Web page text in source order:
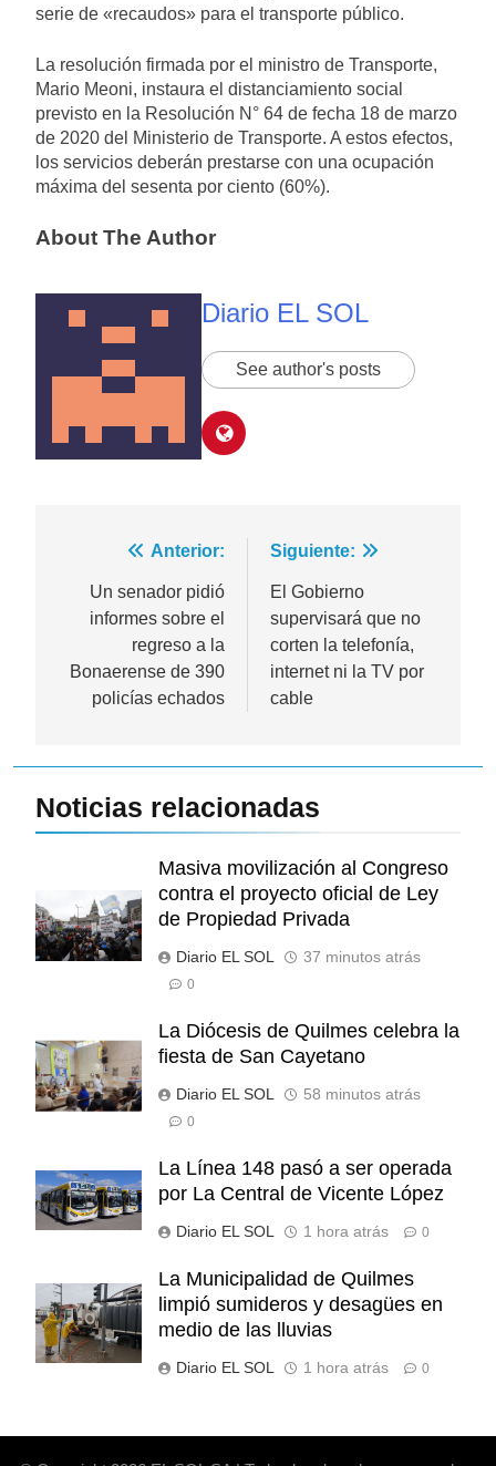
serie de «recaudos» para el transporte público.
La resolución firmada por el ministro de Transporte,
Mario Meoni, instaura el distanciamiento social
previsto en la Resolución N° 64 de fecha 18 de marzo
de 2020 del Ministerio de Transporte. A estos efectos,
los servicios deberán prestarse con una ocupación
máxima del sesenta por ciento (60%).
About The Author
Diario EL SOL
See author's posts
Navegación
entradas
Anterior:
Un senador pidió
informes sobre el
regreso a la
Bonaerense de 390
policías echados
Siguiente:
El Gobierno
supervisará que no
corten la telefonía,
internet ni la TV por
cable
Noticias relacionadas
Masiva movilización al Congreso
contra el proyecto oficial de Ley
de Propiedad Privada
Diario EL SOL 37 minutos atrás
0
La Diócesis de Quilmes celebra la
fiesta de San Cayetano
Diario EL SOL 58 minutos atrás
0
La Línea 148 pasó a ser operada
por La Central de Vicente López
Diario EL SOL 1 hora atrás 0
La Municipalidad de Quilmes
limpió sumideros y desagües en
medio de las lluvias
Diario EL SOL 1 hora atrás 0